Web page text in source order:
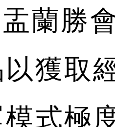
蘭勝
獲取
式極